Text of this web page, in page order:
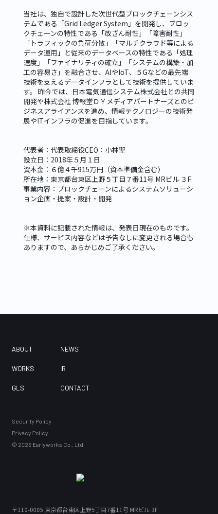
当社は、独自で設計した次世代型ブロックチェーンシス
テムである「Grid Ledger System」を開発し、ブロッ
クチェーンの特性である「改ざん耐性」「障害耐性」
「トラフィックの負荷分散」「マルチクラウド等による
データ運用」と従来のデータベースの特性である「処理
速度」「ファイナリティの確立」「システムの構築・加
工の容易さ」を融合させ、AIやIoT、５Gなどの最先端
技術を支えるデータインフラとして技術を提供していま
す。 昨今では、日本電気通信システム株式会社との共同
開発や株式会社 博報堂ＤＹメディアパートナーズとのビ
ジネスアライアンスを進め、情報テクノロジーの技術発
展やITインフラの促進を目指しています。
代表者：代表取締役CEO：小林聖
設立日：2018年５月１日
資本金：６億４千915万円（資本準備金含む）
所在地：東京都台東区上野５丁目７番11号 MRビル ３F
事業内容：ブロックチェーンによるシステムソリューシ
ョン企画・提案・設計・開発
※本資料に記載された情報は、発表日現在のものです。
仕様、サービス内容などは予告なしに変更される場合も
ありますので、あらかじめご了承ください。
ABOUT
WORKS
GLS
NEWS
IR
CONTACT
〒110-0005 東京都台東区上野5丁目7番11号 MRビル 3F
Security Policy
Privacy Policy
© 2026 Earlyworks Co., Ltd.